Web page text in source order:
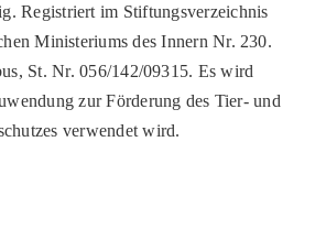
Registriert im Stiftungsverzeichnis
Ministeriums des Innern Nr. 230.
St. Nr. 056/142/09315. Es wird
zur Förderung des Tier- und
verwendet wird.